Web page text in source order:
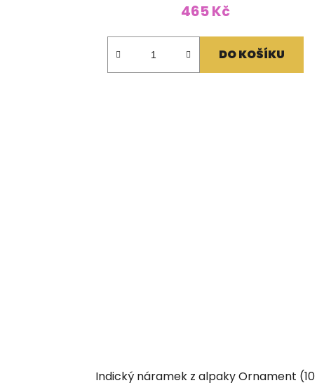
465 Kč
DO KOŠÍKU
Indický náramek z alpaky Ornament (10